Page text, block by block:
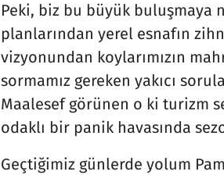
Peki, biz bu büyük buluşmaya
planlarından yerel esnafın
vizyonundan koylarımızın
sormamız gereken yakıcı
Maalesef görünen o ki turizm
odaklı bir panik havasında
Geçtiğimiz günlerde yolum